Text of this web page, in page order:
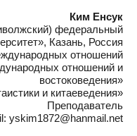
Ким Енсук
федеральный
Казань, Россия
отношений
отношений и
востоковедения»
и китаеведения»
Преподаватель
yskim1872@hanmail.net